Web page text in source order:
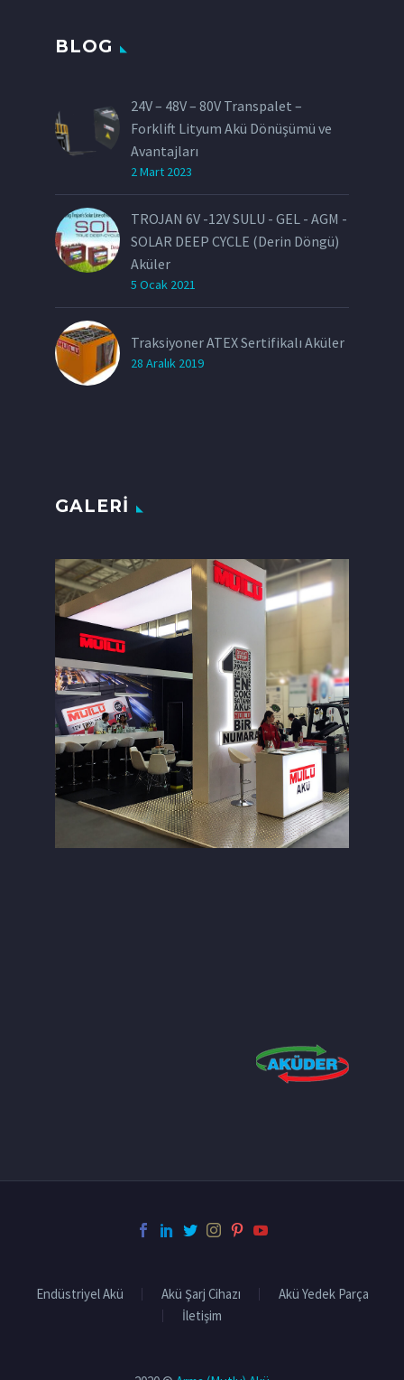
BLOG
24V – 48V – 80V Transpalet –
Forklift Lityum Akü Dönüşümü ve
Avantajları
2 Mart 2023
TROJAN 6V -12V SULU - GEL - AGM -
SOLAR DEEP CYCLE (Derin Döngü)
Aküler
5 Ocak 2021
Traksiyoner ATEX Sertifikalı Aküler
28 Aralık 2019
GALERI
Endüstriyel Akü Akü Şarj Cihazı
Akü Yedek Parça
İletişim